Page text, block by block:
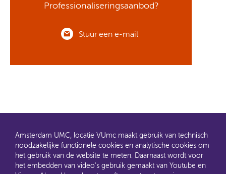
Professionaliseringsaanbod?
Stuur een e-mail
Amsterdam UMC, locatie VUmc maakt gebruik van technisch
noodzakelijke functionele cookies en analytische cookies om
het gebruik van de website te meten. Daarnaast wordt voor
het embedden van video's gebruik gemaakt van Youtube en